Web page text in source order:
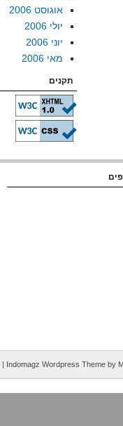
אוגוסט 2006
יולי 2006
יוני 2006
מאי 2006
תקנים
Indomagz Wordpress Theme by
|